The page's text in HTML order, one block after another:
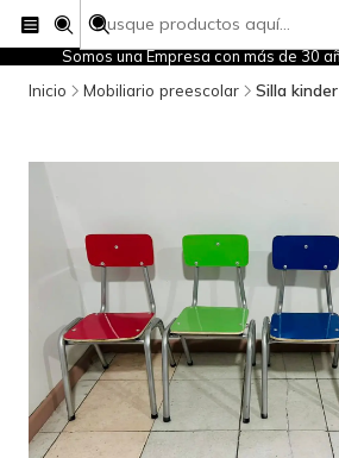
Somos una Empresa con más de 30
Inicio Mobiliario preescolar Silla kinder